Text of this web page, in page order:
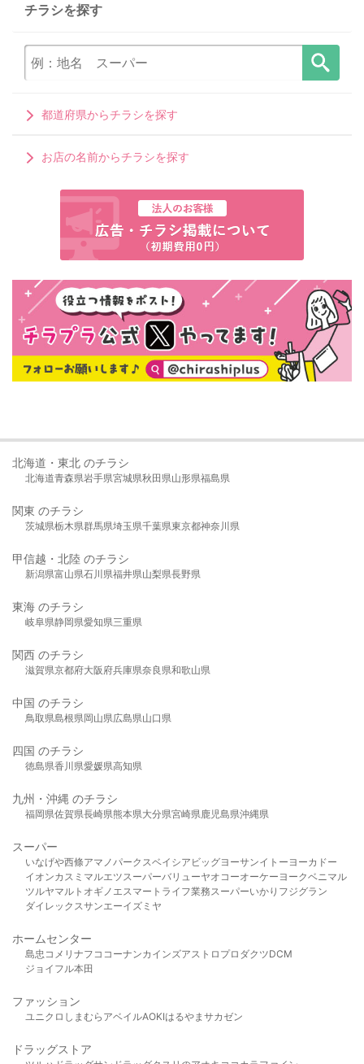
チラシを探す
都道府県からチラシを探す
お店の名前からチラシを探す
北海道・東北 のチラシ
北海道青森県岩手県宮城県秋田県山形県福島県
関東 のチラシ
茨城県栃木県群馬県埼玉県千葉県東京都神奈川県
甲信越・北陸 のチラシ
新潟県富山県石川県福井県山梨県長野県
東海 のチラシ
岐阜県静岡県愛知県三重県
関西 のチラシ
滋賀県京都府大阪府兵庫県奈良県和歌山県
中国 のチラシ
鳥取県島根県岡山県広島県山口県
四国 のチラシ
徳島県香川県愛媛県高知県
九州・沖縄 のチラシ
福岡県佐賀県長崎県熊本県大分県宮崎県鹿児島県沖縄県
スーパー
いなげや西條アマノパークスベイシア ビッグヨーサンイトーヨーカドー
イオンカスミ マルエツスーパーバリューヤオコーオーケー ヨークベニマル
ツルヤマルト オギノ エスマート ライフ業務スーパーいかり フジグラン
ダイレックスサンエーイズミヤ
ホームセンター
島忠 コメリ ナフコ コーナンカインズアストロプロダクツDCM
ジョイフル本田
ファッション
ユニクロ しまむら アベイルAOKIはるやま サカゼン
ドラッグストア